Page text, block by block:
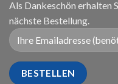
Als Dankeschön erhalten
nächste Bestellung.